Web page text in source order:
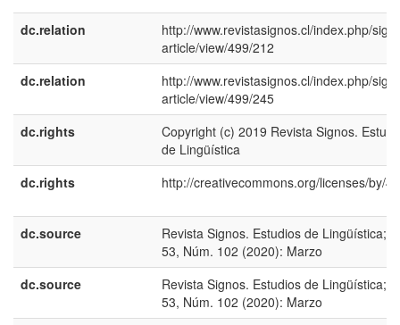
dc.relation
http://www.revistasignos.cl/index.php/
article/view/499/212
dc.relation
http://www.revistasignos.cl/index.php/
article/view/499/245
dc.rights
Copyright (c) 2019 Revista Signos.
de Lingüística
dc.rights
http://creativecommons.org/licenses/by/
dc.source
Revista Signos. Estudios de Lingüística;
53, Núm. 102 (2020): Marzo
dc.source
Revista Signos. Estudios de Lingüística;
53, Núm. 102 (2020): Marzo